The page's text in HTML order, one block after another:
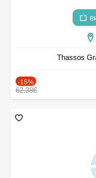
Thassos
-15%
62.38€